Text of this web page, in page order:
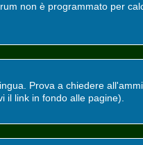
non è programmato per
Prova a chiedere
link in fondo alle pagine).